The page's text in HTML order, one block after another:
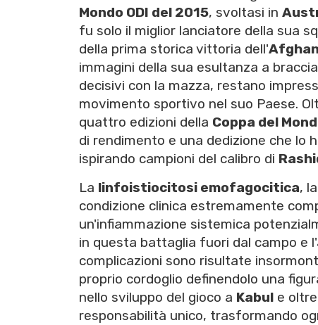
Mondo ODI del 2015, svoltasi in
fu solo il miglior lanciatore della sua
della prima storica vittoria dell'
immagini della sua esultanza a
decisivi con la mazza, restano
movimento sportivo nel suo Paese.
quattro edizioni della Coppa del
di rendimento e una dedizione che lo
ispirando campioni del calibro di
La linfoistiocitosi emofagocitica,
condizione clinica estremamente
un'infiammazione sistemica
in questa battaglia fuori dal campo e
complicazioni sono risultate
proprio cordoglio definendolo una
nello sviluppo del gioco a Kabul e
responsabilità unico, trasformando